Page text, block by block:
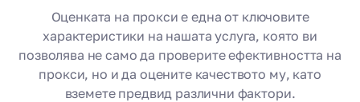
Оценката на прокси е една от ключовите
характеристики на нашата услуга, която ви
позволява не само да проверите ефективността на
прокси, но и да оцените качеството му, като
вземете предвид различни фактори.